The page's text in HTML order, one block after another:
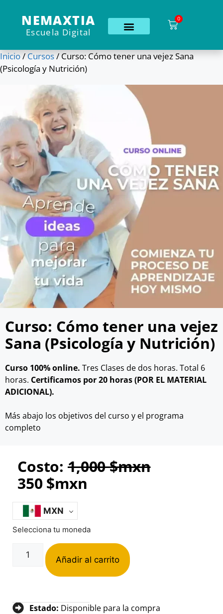
NEMAXTIA
Escuela Digital
0
Inicio/Cursos/ Curso: Cómo tener una vejez Sana
(Psicología y Nutrición)
Curso: Cómo tener una vejez
Sana (Psicología y Nutrición)
Curso 100% online. Tres Clases de dos horas. Total 6
horas. Certificamos por 20 horas (POR EL MATERIAL
ADICIONAL).
Más abajo los objetivos del curso y el programa
completo
Costo: 1,000$mxn
350 $mxn
MXN
Selecciona tu moneda
Añadir al carrito
Estado: Disponible para la compra